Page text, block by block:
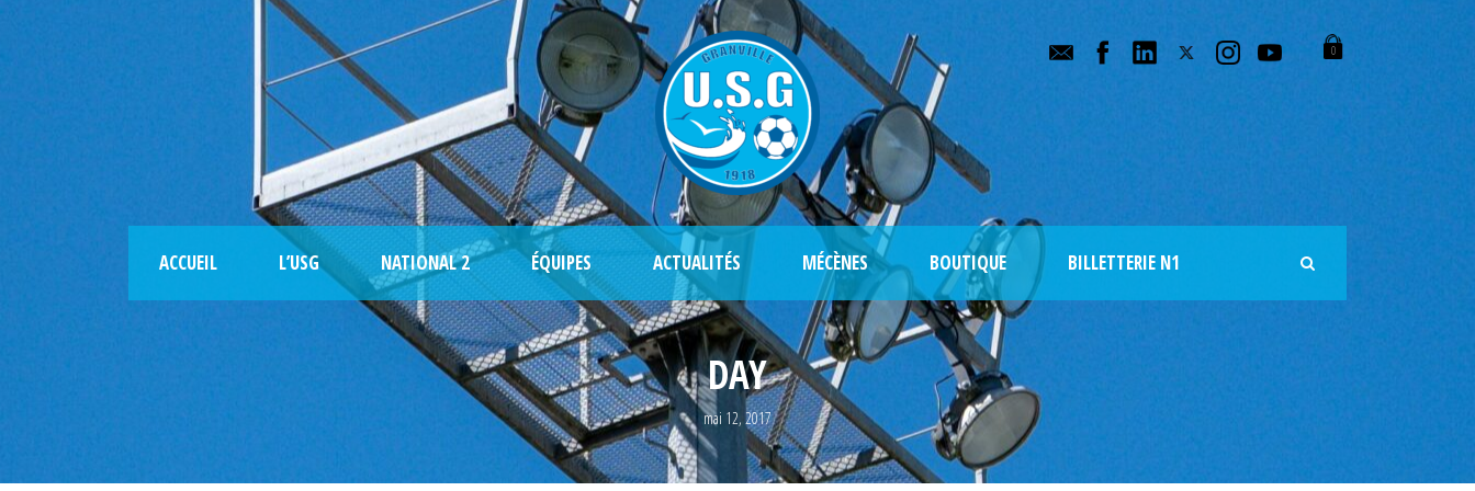
0
ACCUEIL L’USG NATIONAL 2 ÉQUIPES ACTUALITÉS MÉCÈNES BOUTIQUE BILLETTERIE N1
DAY
mai 12, 2017